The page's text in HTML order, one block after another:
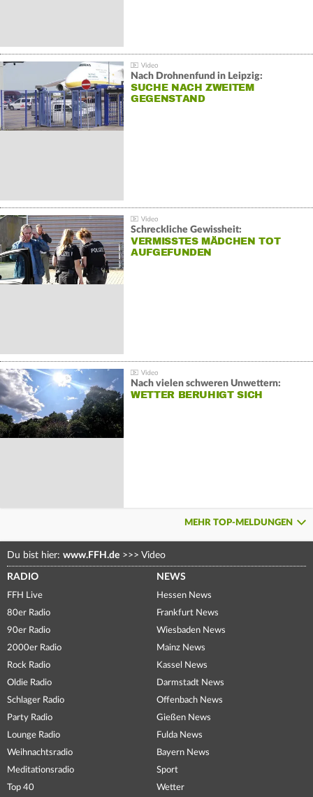
Nach Drohnenfund in Leipzig:
SUCHE NACH ZWEITEM
GEGENSTAND
Schreckliche Gewissheit:
VERMISSTES MÄDCHEN TOT
AUFGEFUNDEN
Nach vielen schweren Unwettern:
WETTER BERUHIGT SICH
MEHR TOP-MELDUNGEN
Du bist hier: www.FFH.de >>> Video
RADIO
FFH Live
80er Radio
90er Radio
2000er Radio
Rock Radio
Oldie Radio
Schlager Radio
Party Radio
Lounge Radio
Weihnachtsradio
Meditationsradio
Top 40
NEWS
Hessen News
Frankfurt News
Wiesbaden News
Mainz News
Kassel News
Darmstadt News
Offenbach News
Gießen News
Fulda News
Bayern News
Sport
Wetter